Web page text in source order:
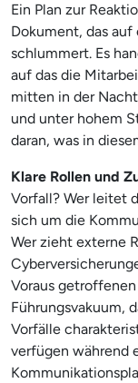
Ein Plan zur
Dokument, das
schlummert. Es
auf das die
mitten in der
und unter hohem
daran, was in
Klare Rollen und
Vorfall? Wer leitet
sich um die
Wer zieht externe
Voraus
Führungsvakuum,
Vorfälle
verfügen während